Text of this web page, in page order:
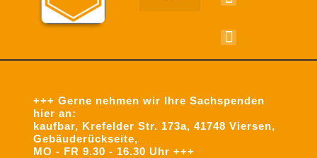
+++ Gerne nehmen wir Ihre Sachspenden
hier an:
kaufbar, Krefelder Str. 173a, 41748 Viersen,
Gebäuderückseite,
MO - FR 9.30 - 16.30 Uhr +++